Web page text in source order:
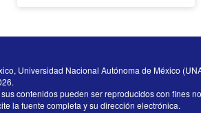
Universidad Nacional Autónoma de México
contenidos pueden ser reproducidos con fines
la fuente completa y su dirección electrónica.